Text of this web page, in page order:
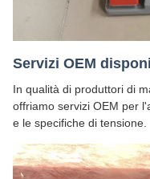
Servizi OEM
In qualità di produttori di
offriamo servizi OEM per
e le specifiche di tensione.